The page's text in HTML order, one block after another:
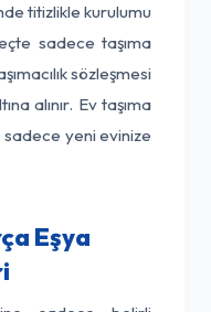
titizlikle kurulumu
sadece taşıma
sözleşmesi
alınır. Ev taşıma
sadece yeni evinize
Eşya